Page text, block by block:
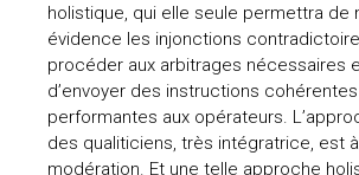
holistique, qui elle seule permettra de
évidence les injonctions
procéder aux arbitrages nécessaires
d’envoyer des instructions
performantes aux opérateurs.
des qualiticiens, très intégratrice, est
modération. Et une telle approche